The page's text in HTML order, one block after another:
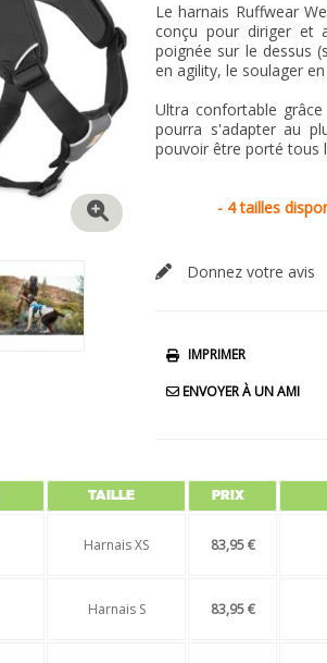
Le harnais Ruffwear
conçu pour diriger et
poignée sur le dessus
en agility, le soulager
Ultra confortable
pourra s'adapter au
pouvoir être porté tous
- 4 tailles
Donnez votre avis
IMPRIMER
ENVOYER À UN AMI
TAILLE PRIX
Harnais XS 83,95 €
Harnais S 83,95 €